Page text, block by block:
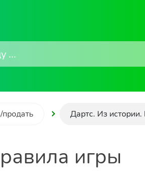
продать Дартс. Из
игры